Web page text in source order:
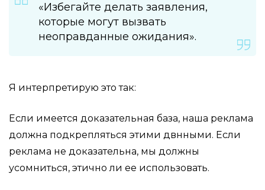
«Избегайте делать заявления,
которые могут вызвать
неоправданные ожидания».
Я интерпретирую это так:
Если имеется доказательная база, наша реклама
должна подкрепляться этими двнными. Если
реклама не доказательна, мы должны
усомниться, этично ли ее использовать.